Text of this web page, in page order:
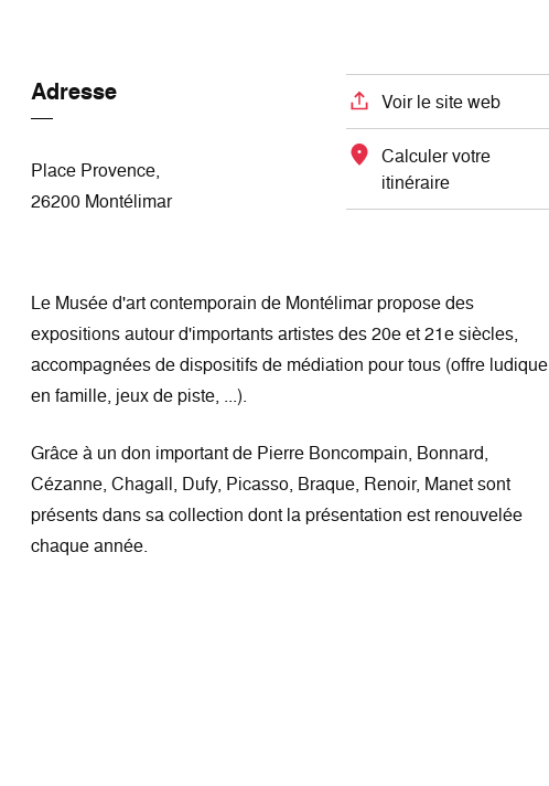
Adresse
Place Provence,
26200 Montélimar
Voir le site web
Calculer votre
itinéraire
Le Musée d'art contemporain de Montélimar propose des
expositions autour d'importants artistes des 20e et 21e siècles,
accompagnées de dispositifs de médiation pour tous (offre ludique
en famille, jeux de piste, ...).
Grâce à un don important de Pierre Boncompain, Bonnard,
Cézanne, Chagall, Dufy, Picasso, Braque, Renoir, Manet sont
présents dans sa collection dont la présentation est renouvelée
chaque année.